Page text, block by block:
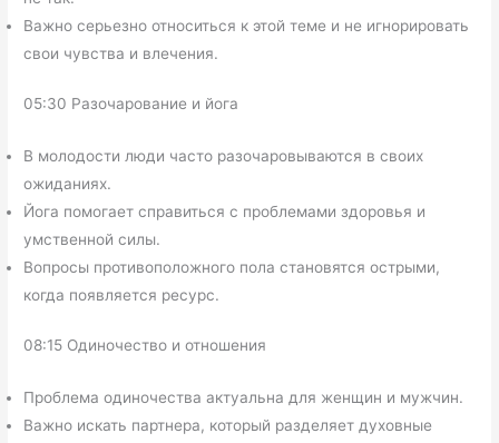
Важно серьезно относиться к этой теме и не игнорировать
свои чувства и влечения.
05:30 Разочарование и йога
В молодости люди часто разочаровываются в своих
ожиданиях.
Йога помогает справиться с проблемами здоровья и
умственной силы.
Вопросы противоположного пола становятся острыми,
когда появляется ресурс.
08:15 Одиночество и отношения
Проблема одиночества актуальна для женщин и мужчин.
Важно искать партнера, который разделяет духовные